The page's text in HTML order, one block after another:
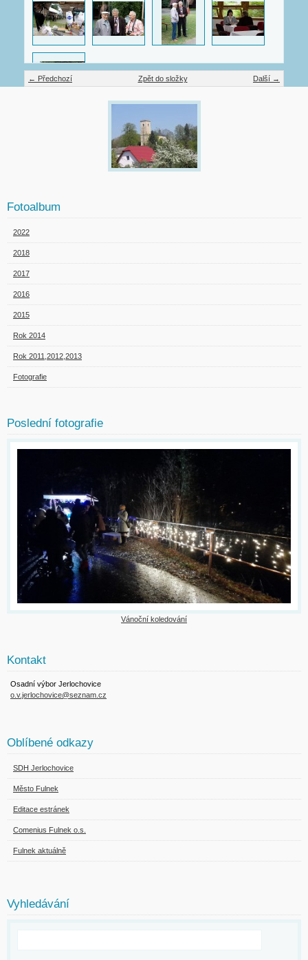
← Předchozí Další →
Zpět do složky
Fotoalbum
2022
2018
2017
2016
2015
Rok 2014
Rok 2011,2012,2013
Fotografie
Poslední fotografie
Vánoční koledování
Kontakt
Osadní výbor Jerlochovice
o.v.jerlochovice@seznam.cz
Oblíbené odkazy
SDH Jerlochovice
Město Fulnek
Editace estránek
Comenius Fulnek o.s.
Fulnek aktuálně
Vyhledávání